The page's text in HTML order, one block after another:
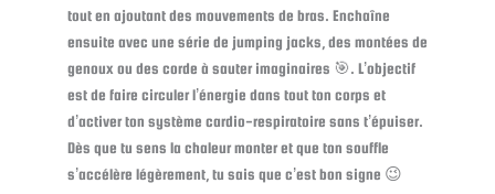
tout en ajoutant des mouvements de bras. Enchaîne
ensuite avec une série de jumping jacks, des montées de
genoux ou des corde à sauter imaginaires 🎯. L’objectif
est de faire circuler l’énergie dans tout ton corps et
d’activer ton système cardio-respiratoire sans t’épuiser.
Dès que tu sens la chaleur monter et que ton souffle
s’accélère légèrement, tu sais que c’est bon signe 😉